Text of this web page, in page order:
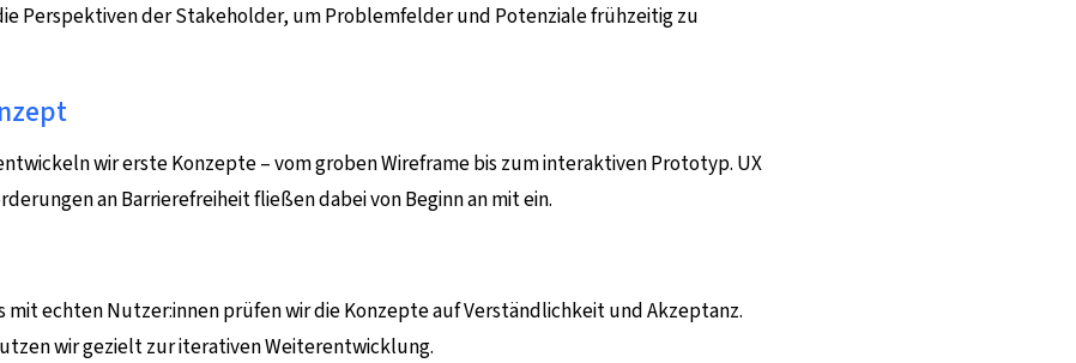
Perspektiven der Stakeholder, um Problemfelder und Potenziale frühzeitig zu
wir erste Konzepte – vom groben Wireframe bis zum interaktiven Prototyp. UX
an Barrierefreiheit fließen dabei von Beginn an mit ein.
mit echten Nutzer:innen prüfen wir die Konzepte auf Verständlichkeit und Akzeptanz.
wir gezielt zur iterativen Weiterentwicklung.